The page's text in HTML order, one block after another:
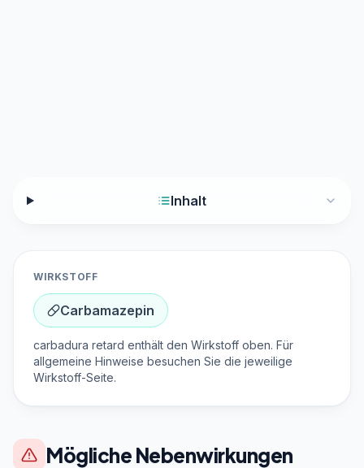
Inhalt
WIRKSTOFF
Carbamazepin
carbadura retard enthält den Wirkstoff oben. Für
allgemeine Hinweise besuchen Sie die jeweilige
Wirkstoff-Seite.
Mögliche Nebenwirkungen